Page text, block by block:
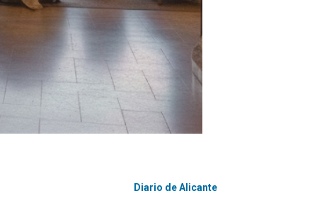
Diario de Alicante